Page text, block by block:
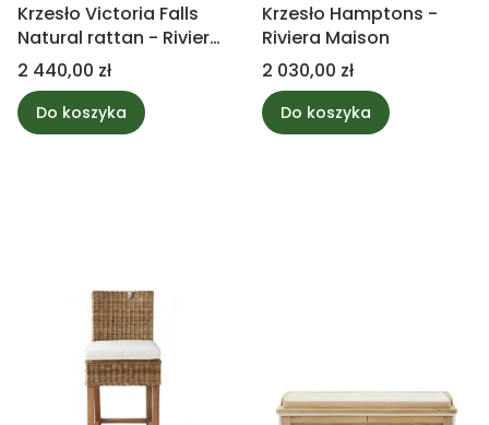
Krzesło Victoria Falls
Natural rattan - Riviera
Maison
Cena
2 440,00 zł
Do koszyka
Krzesło Hamptons -
Riviera Maison
Cena
2 030,00 zł
Do koszyka